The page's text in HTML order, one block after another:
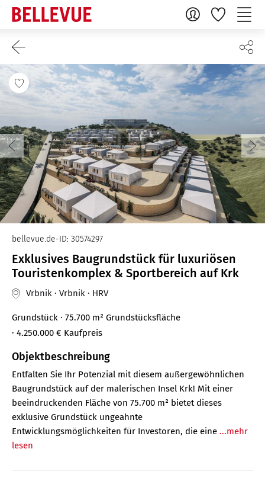
bellevue.de-ID: 30574297
Exklusives Baugrundstück für luxuriösen
Touristenkomplex & Sportbereich auf Krk
Vrbnik · Vrbnik · HRV
Grundstück · 75.700 m² Grundstücksfläche
· 4.250.000 € Kaufpreis
Objektbeschreibung
Entfalten Sie Ihr Potenzial mit diesem außergewöhnlichen
Baugrundstück auf der malerischen Insel Krk! Mit einer
beeindruckenden Fläche von 75.700 m² bietet dieses
exklusive Grundstück ungeahnte
Entwicklungsmöglichkeiten für Investoren, die eine ...mehr
lesen